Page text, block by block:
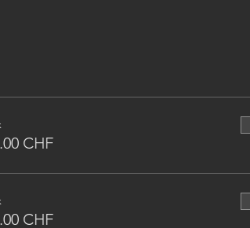
CHF
CHF